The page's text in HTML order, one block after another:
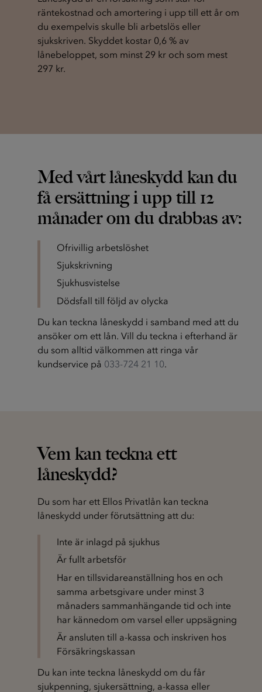
räntekostnad och amortering i upp till ett år om
du exempelvis skulle bli arbetslös eller
sjukskriven. Skyddet kostar 0,6 % av
lånebeloppet, som minst 29 kr och som mest
297 kr.
Med vårt låneskydd kan du
få ersättning i upp till 12
månader om du drabbas av:
Ofrivillig arbetslöshet
Sjukskrivning
Sjukhusvistelse
Dödsfall till följd av olycka
Du kan teckna låneskydd i samband med att du
ansöker om ett lån. Vill du teckna i efterhand är
du som alltid välkommen att ringa vår
kundservice på 033-724 21 10.
Vem kan teckna ett
låneskydd?
Du som har ett Ellos Privatlån kan teckna
låneskydd under förutsättning att du:
Inte är inlagd på sjukhus
Är fullt arbetsför
Har en tillsvidareanställning hos en och
samma arbetsgivare under minst 3
månaders sammanhängande tid och inte
har kännedom om varsel eller uppsägning
Är ansluten till a-kassa och inskriven hos
Försäkringskassan
Du kan inte teckna låneskydd om du får
sjukpenning, sjukersättning, a-kassa eller